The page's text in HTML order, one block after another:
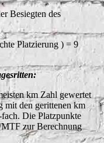
Besiegten des
Platzierung ) = 9
km Zahl gewertet
mit den gerittenen km
Die Platzpunkte
zur Berechnung